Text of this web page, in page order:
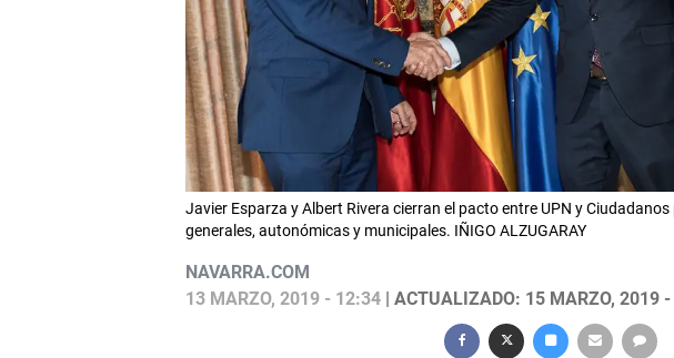
Javier Esparza y Albert Rivera cierran el pacto entre UPN y
generales, autonómicas y municipales. IÑIGO ALZUGARAY
NAVARRA.COM
13 MARZO, 2019 - 12:34| ACTUALIZADO: 15 MARZO, 2019